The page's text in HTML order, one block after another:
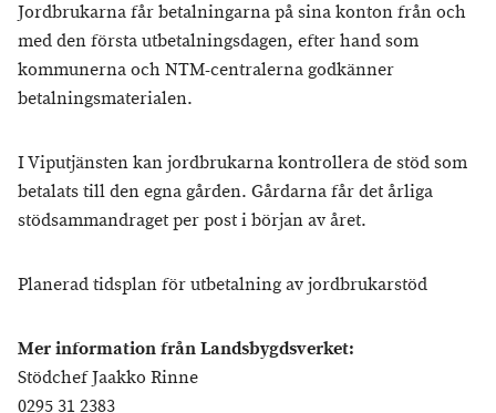
Jordbrukarna får betalningarna på sina konton från och
med den första utbetalningsdagen, efter hand som
kommunerna och NTM-centralerna godkänner
betalningsmaterialen.
I Viputjänsten kan jordbrukarna kontrollera de stöd som
betalats till den egna gården. Gårdarna får det årliga
stödsammandraget per post i början av året.
Planerad tidsplan för utbetalning av jordbrukarstöd
Mer information från Landsbygdsverket:
Stödchef Jaakko Rinne
0295 31 2383